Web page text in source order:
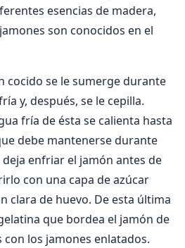
esencias de madera,
son conocidos en el
cocido se le sumerge durante
y, después, se le cepilla.
fría de ésta se calienta hasta
debe mantenerse durante
enfriar el jamón antes de
con una capa de azúcar
clara de huevo. De esta última
que bordea el jamón de
con los jamones enlatados.